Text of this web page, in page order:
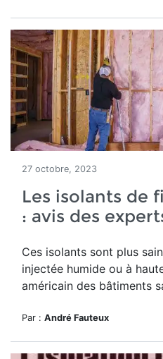
27 octobre, 2023
Les isolants de
: avis des
Ces isolants sont plus
injectée humide ou à
américain des bâtiments
Par : André Fauteux